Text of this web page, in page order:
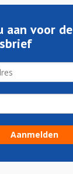
aan voor de